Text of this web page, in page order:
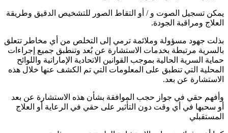
يمكن تسجيل الصوت و / أو التقاط الصور للتشخيص الدقيق وطريقة
العلاج ومراقبة الجودة.
بذلت جهود مسؤولة وملائمة ترمي إلى التخلص من أي مخاطر تتعلق
بالسرية مرتبطة بخدمات الاستشارة عن بُعد وتنطبق جميع إجراءات
حماية السرية الحالية بموجب القوانين الاتحادية الإماراتية واللوائح
المحلية التي تنطبق على المعلومات التي تم الكشف عنها خلال هذه
الاستشارة عن بعد.
وأفهم حقي في جواز حجب الموافقة بشأن هذه الاستشارة عن بعد
أو سحبها في أي وقت دون التأثير على حقي في الرعاية أو العلاج
المستقبلي